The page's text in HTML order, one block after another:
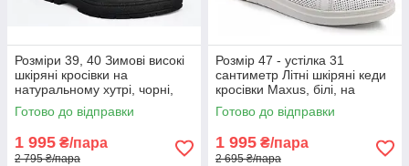
Розміри 39, 40 Зимові високі
шкіряні кросівки на
натуральному хутрі, чорні,
теплі і комфортні Brave 7000
Готово до відправки
1 995 ₴/пара
2 795 ₴/пара
Розмір 47 - устілка 31
сантиметр Літні шкіряні кеди
кросівки Maxus, білі, на
підошві з піни, легкі та зручні
Готово до відправки
1 995 ₴/пара
2 695 ₴/пара